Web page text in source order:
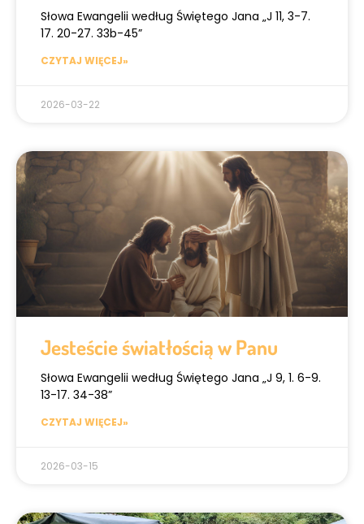
Słowa Ewangelii według Świętego Jana „J 11, 3-7.
17. 20-27. 33b-45”
CZYTAJ WIĘCEJ»
2026-03-22
Jesteście światłością w Panu
Słowa Ewangelii według Świętego Jana „J 9, 1. 6-9.
13-17. 34-38”
CZYTAJ WIĘCEJ»
2026-03-15